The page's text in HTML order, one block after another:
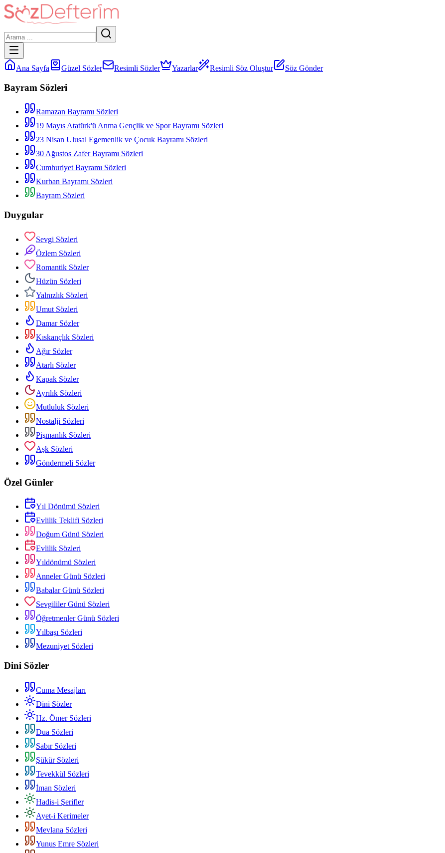
Ana Sayfa Güzel Sözler Resimli Sözler Yazarlar Resimli Söz Oluştur Söz Gönder
Bayram Sözleri
Ramazan Bayramı Sözleri
19 Mayıs Atatürk'ü Anma Gençlik ve Spor Bayramı Sözleri
23 Nisan Ulusal Egemenlik ve Çocuk Bayramı Sözleri
30 Ağustos Zafer Bayramı Sözleri
Cumhuriyet Bayramı Sözleri
Kurban Bayramı Sözleri
Bayram Sözleri
Duygular
Sevgi Sözleri
Özlem Sözleri
Romantik Sözler
Hüzün Sözleri
Yalnızlık Sözleri
Umut Sözleri
Damar Sözler
Kıskançlık Sözleri
Ağır Sözler
Atarlı Sözler
Kapak Sözler
Ayrılık Sözleri
Mutluluk Sözleri
Nostalji Sözleri
Pişmanlık Sözleri
Aşk Sözleri
Göndermeli Sözler
Özel Günler
Yıl Dönümü Sözleri
Evlilik Teklifi Sözleri
Doğum Günü Sözleri
Evlilik Sözleri
Yıldönümü Sözleri
Anneler Günü Sözleri
Babalar Günü Sözleri
Sevgililer Günü Sözleri
Öğretmenler Günü Sözleri
Yılbaşı Sözleri
Mezuniyet Sözleri
Dini Sözler
Cuma Mesajları
Dini Sözler
Hz. Ömer Sözleri
Dua Sözleri
Sabır Sözleri
Şükür Sözleri
Tevekkül Sözleri
İman Sözleri
Hadis-i Şerifler
Ayet-i Kerimeler
Mevlana Sözleri
Yunus Emre Sözleri